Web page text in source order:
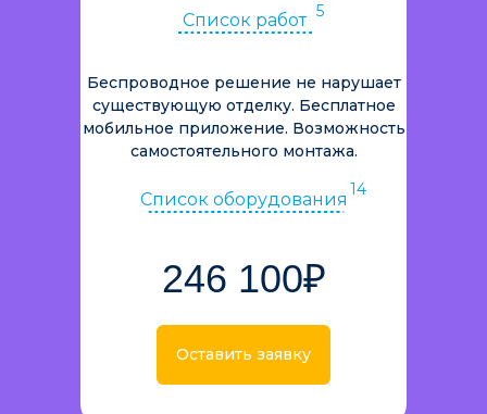
Оставить заявку
246 100₽
Беспроводное решение не нарушает
существующую отделку. Бесплатное
мобильное приложение. Возможность
самостоятельного монтажа.
Список оборудования
Список работ 5
14